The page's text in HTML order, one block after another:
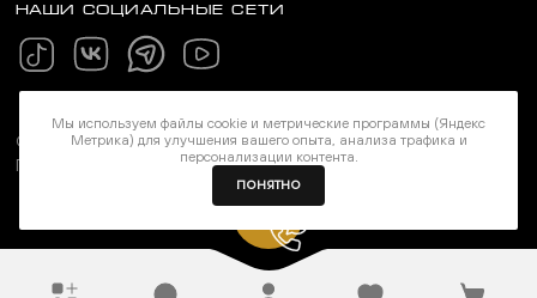
НАШИ СОЦИАЛЬНЫЕ СЕТИ
©Stereozona 2026. Все права защищены
Политика конфиденциальности
Мы используем файлы cookie и метрические программы (Яндекс
Метрика) для улучшения вашего опыта, анализа трафика и
персонализации контента.
ПОНЯТНО